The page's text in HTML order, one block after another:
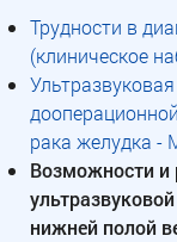
Трудности в
(клиническое
рака желудка -
Возможности и
нижней полой